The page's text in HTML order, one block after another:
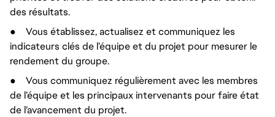
des résultats.
●
Vous établissez, actualisez et communiquez les
indicateurs clés de l’équipe et du projet pour mesurer le
rendement du groupe.
●
Vous communiquez régulièrement avec les membres
de l’équipe et les principaux intervenants pour faire état
de l’avancement du projet.